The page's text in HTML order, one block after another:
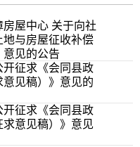
屋中心 关于向社
与房屋征收补偿
见的公告
征求《会同县政
见稿）》意见的
征求《会同县政
意见稿）》意见